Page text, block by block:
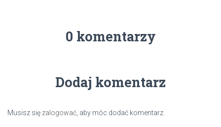
0 komentarzy
Dodaj komentarz
Musisz się zalogować , aby móc dodać komentarz.